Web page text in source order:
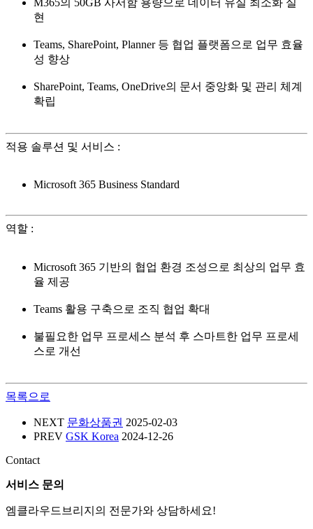
현
Teams, SharePoint, Planner 등 협업 플랫폼으로 업무 효율
성 향상
SharePoint, Teams, OneDrive의 문서 중앙화 및 관리 체계
확립
적용 솔루션 및 서비스 :
Microsoft 365 Business Standard
역할 :
Microsoft 365 기반의 협업 환경 조성으로 최상의 업무 효
율 제공
Teams 활용 구축으로 조직 협업 확대
불필요한 업무 프로세스 분석 후 스마트한 업무 프로세
스로 개선
목록으로
NEXT 문화상품권 2025-02-03
PREV GSK Korea 2024-12-26
Contact
서비스 문의
엠클라우드브리지의 전문가와 상담하세요!